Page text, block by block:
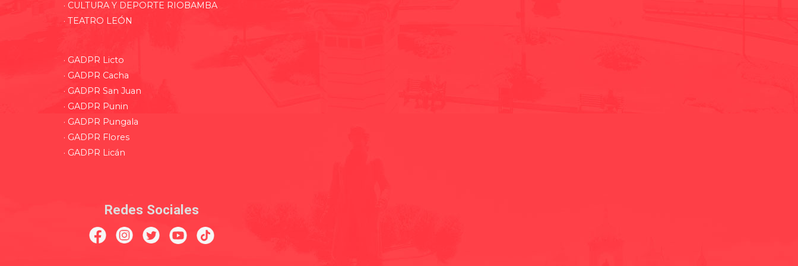
· CULTURA Y DEPORTE RIOBAMBA
· TEATRO LEÓN
· GADPR Licto
· GADPR Cacha
· GADPR San Juan
· GADPR Punin
· GADPR Pungala
· GADPR Flores
· GADPR Licán
Redes Sociales